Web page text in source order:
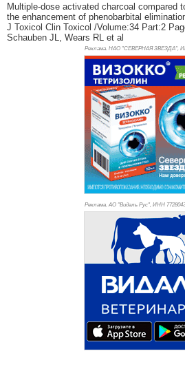
Multiple-dose activated charcoal compared
the enhancement of phenobarbital
J Toxicol Clin Toxicol /Volume:34 Part:2
Schauben JL, Wears RL et al
Реклама. НАО "СЕВЕРНАЯ ЗВЕЗДА",
Реклама. АО "Видаль Рус", ИНН 772